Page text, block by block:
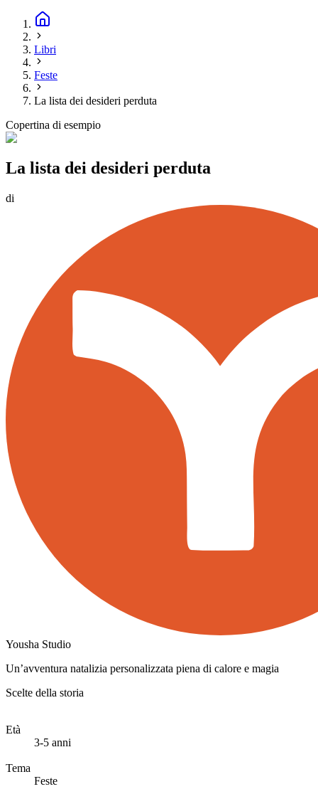
Libri
Feste
La lista dei desideri perduta
Copertina di esempio
La lista dei desideri perduta
di
Yousha Studio
Un’avventura natalizia personalizzata piena di calore e magia
Scelte della storia
Età
3-5 anni
Tema
Feste